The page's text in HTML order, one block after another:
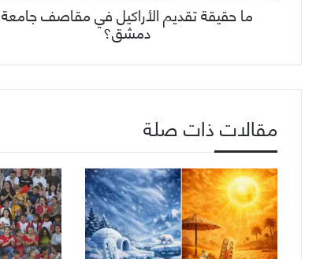
ما حقيقة تقديم الأراكيل في مقاصف جامعة
دمشق؟
مقالات ذات صلة